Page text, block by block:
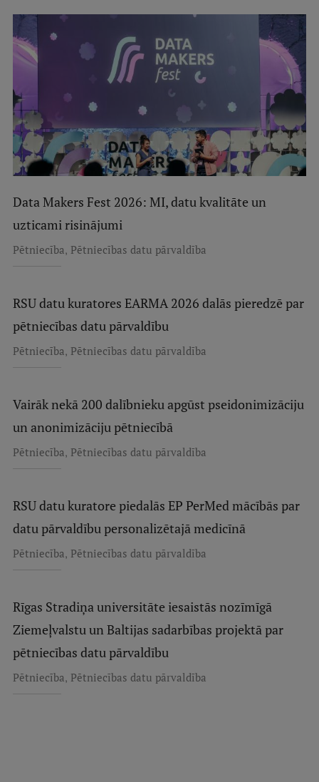
Starptautiskā sadarbība
Mobilitātes programmas
Starptautiskie projekti
Starptautiskie sadarbības partneri
EURAXESS RSU kontaktpunkts
Data Makers Fest 2026: MI, datu kvalitāte un
uzticami risinājumi
Pētniecība, Pētniecības datu pārvaldība
RSU datu kuratores EARMA 2026 dalās pieredzē par
pētniecības datu pārvaldību
Pētniecība, Pētniecības datu pārvaldība
Vairāk nekā 200 dalībnieku apgūst pseidonimizāciju
un anonimizāciju pētniecībā
Pētniecība, Pētniecības datu pārvaldība
RSU datu kuratore piedalās EP PerMed mācībās par
datu pārvaldību personalizētajā medicīnā
Pētniecība, Pētniecības datu pārvaldība
Rīgas Stradiņa universitāte iesaistās nozīmīgā
Ziemeļvalstu un Baltijas sadarbības projektā par
pētniecības datu pārvaldību
Pētniecība, Pētniecības datu pārvaldība